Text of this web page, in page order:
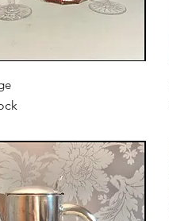
rapide